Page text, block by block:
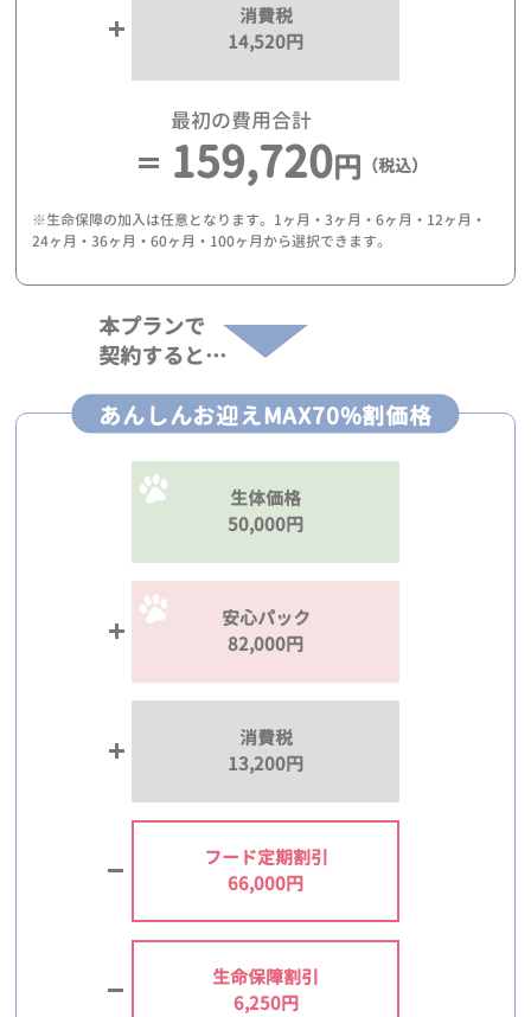
消費税
14,520円
最初の費用合計
159,720円 （税込）
※生命保障の加入は任意となります。1ヶ月・3ヶ月・6ヶ月・12ヶ月・
24ヶ月・36ヶ月・60ヶ月・100ヶ月から選択できます。
本プランで
契約すると…
あんしんお迎えMAX70%割価格
生体価格
50,000円
安心パック
82,000円
消費税
13,200円
フード定期割引
66,000円
生命保障割引
6,250円